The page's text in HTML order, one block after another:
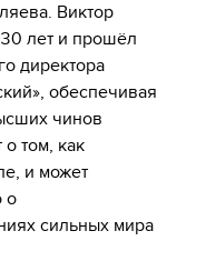
Виктор
лет и прошёл
директора
обеспечивая
чинов
том, как
и может
о
сильных мира